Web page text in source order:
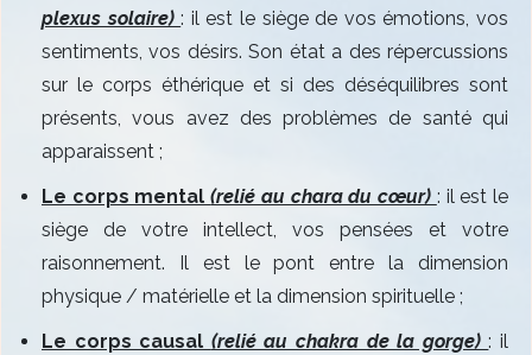
plexus solaire): il est le siège de vos émotions, vos
sentiments, vos désirs. Son état a des répercussions
sur le corps éthérique et si des déséquilibres sont
présents, vous avez des problèmes de santé qui
apparaissent ;
Le corps mental(relié au chara du cœur) : il est le
siège de votre intellect, vos pensées et votre
raisonnement. Il est le pont entre la dimension
physique / matérielle et la dimension spirituelle ;
Le corps causal (relié au chakra de la gorge): il